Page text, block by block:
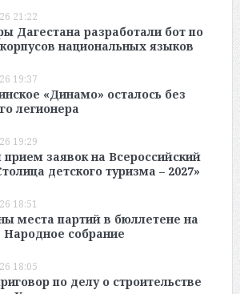
21:22
Дагестана разработали бот по
национальных языков
19:37
«Динамо» осталось без
легионера
19:29
прием заявок на Всероссийский
детского туризма – 2027»
18:51
места партий в бюллетене на
собрание
18:05
по делу о строительстве